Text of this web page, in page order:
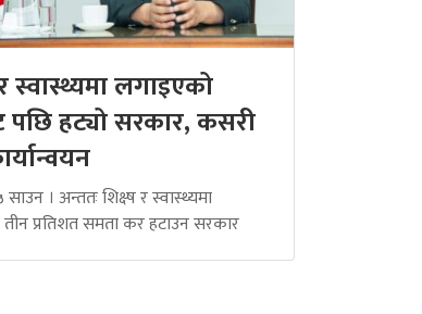
स्वास्थ्यमा लगाइएको
पछि हट्यो सरकार, कसरी
साउन । अन्ततः शिक्ष्ष र स्वास्थ्यमा
प्रतिशत समता कर हटाउन सरकार